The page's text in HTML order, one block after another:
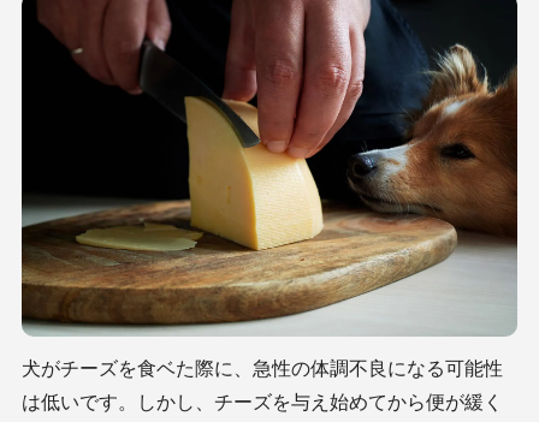
犬がチーズを食ベた際に、急性の体調不良になる可能性
は低いです。しかし、チーズを与え始めてから便が緩く